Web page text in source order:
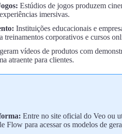
Estúdios de jogos produzem
imersivas.
Instituições educacionais e
treinamentos corporativos e cursos
vídeos de produtos com
atraente para clientes.
Entre no site oficial do Veo ou
Flow para acessar os modelos de